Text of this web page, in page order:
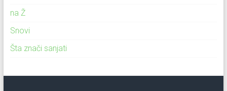
na Ž
Snovi
Šta znači sanjati